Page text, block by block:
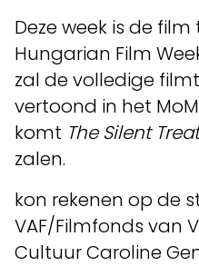
Deze week is de
Hungarian Film
zal de volledige
vertoond in het
komt The Silent
zalen.
kon rekenen op de
VAF/Filmfonds van
Cultuur Caroline